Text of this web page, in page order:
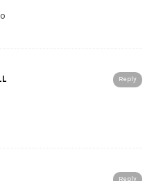
Reply
Reply